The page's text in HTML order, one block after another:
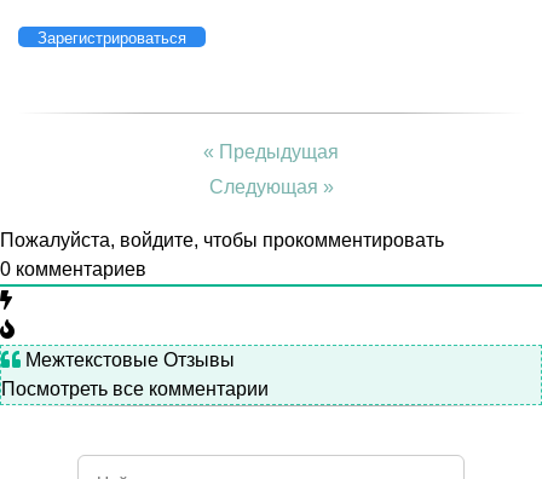
Зарегистрироваться
« Предыдущая
Следующая »
Пожалуйста, войдите, чтобы прокомментировать
0 комментариев
Межтекстовые Отзывы
Посмотреть все комментарии